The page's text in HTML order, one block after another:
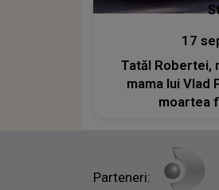
17
Tatăl Robertei,
mama lui Vlad
moartea
Parteneri: